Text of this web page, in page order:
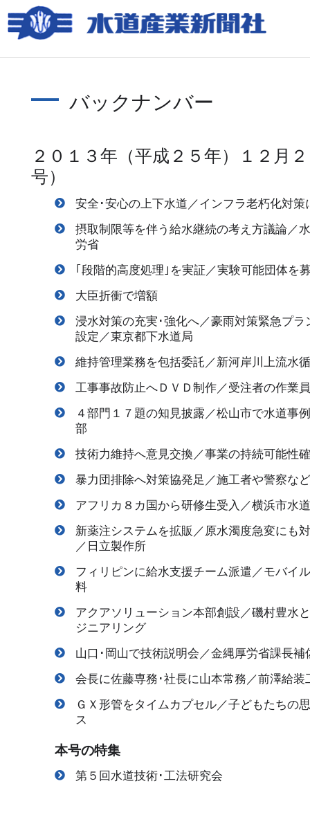
バックナンバー
２０１３年（平成２５年）１２月
号）
安全･安心の上下水道／インフラ老朽化対
摂取制限等を伴う給水継続の考え方議論／
労省
｢段階的高度処理｣を実証／実験可能団体を
大臣折衝で増額
浸水対策の充実･強化へ／豪雨対策緊急プ
設定／東京都下水道局
維持管理業務を包括委託／新河岸川上流水
工事事故防止へＤＶＤ制作／受注者の作業
４部門１７題の知見披露／松山市で水道事
部
技術力維持へ意見交換／事業の持続可能性
暴力団排除へ対策協発足／施工者や警察な
アフリカ８カ国から研修生受入／横浜市水
新薬注システムを拡販／原水濁度急変にも
／日立製作所
フィリピンに給水支援チーム派遣／モバイ
料
アクアソリューション本部創設／磯村豊水
ジニアリング
山口･岡山で技術説明会／金縄厚労省課長
会長に佐藤専務･社長に山本常務／前澤給装
ＧＸ形管をタイムカプセル／子どもたちの
ス
本号の特集
第５回水道技術･工法研究会